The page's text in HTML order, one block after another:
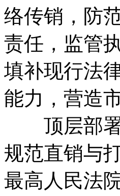
络传销，防
责任，监管
填补现行法
能力，营造
顶层部署
规范直销与
最高人民法